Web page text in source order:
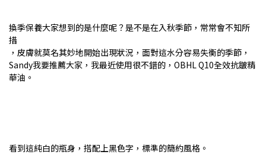
換季保養大家想到的是什麼呢？是不是在入秋季節，常常會不知所
措
，皮膚就莫名其妙地開始出現狀況，面對這水分容易失衡的季節，
Sandy我要推薦大家，我最近使用很不錯的，OBHL Q10全效抗皺精
華油。
看到這純白的瓶身，搭配上黑色字，標準的簡約風格。